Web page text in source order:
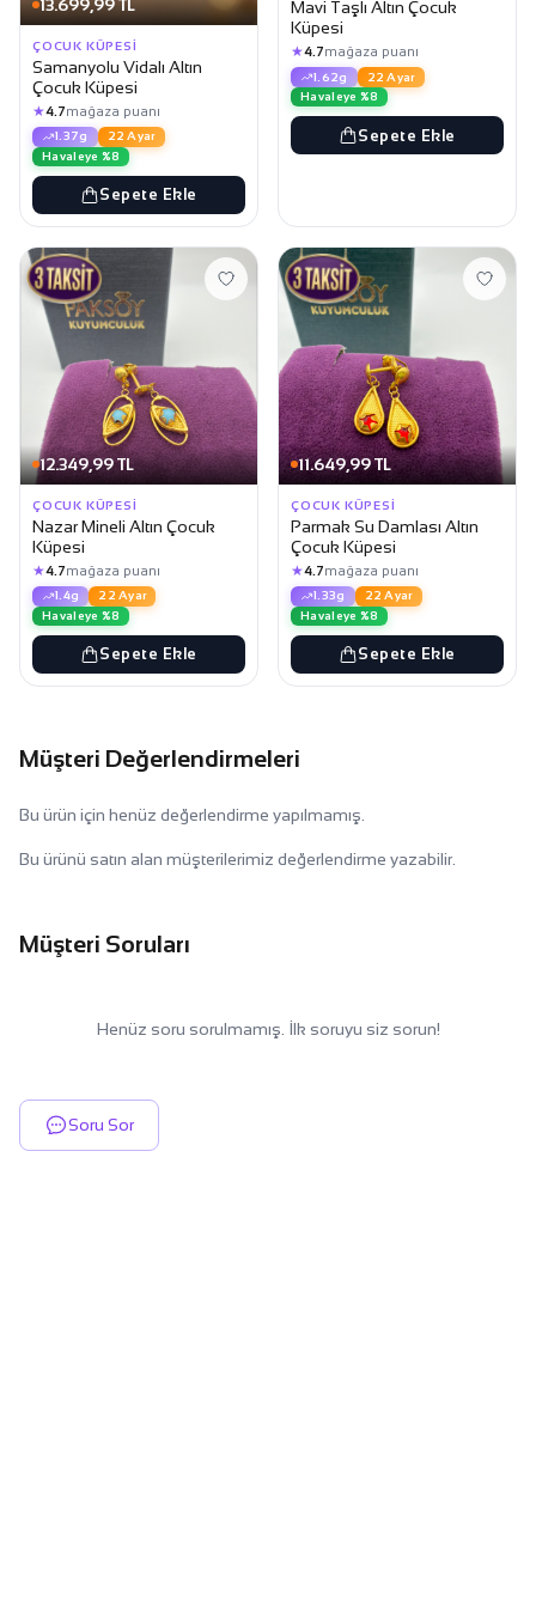
13.699,99 TL
ÇOCUK KÜPESI
Samanyolu Vidalı Altın
Çocuk Küpesi
★4.7mağaza puanı
1.37g
22 Ayar
Havaleye %8
Sepete Ekle
Mavi Taşlı Altın Çocuk
Küpesi
★4.7mağaza puanı
1.62g
22 Ayar
Havaleye %8
Sepete Ekle
12.349,99 TL
ÇOCUK KÜPESI
Nazar Mineli Altın Çocuk
Küpesi
★4.7mağaza puanı
1.4g
22 Ayar
Havaleye %8
Sepete Ekle
11.649,99 TL
ÇOCUK KÜPESI
Parmak Su Damlası Altın
Çocuk Küpesi
★4.7mağaza puanı
1.33g
22 Ayar
Havaleye %8
Sepete Ekle
Müşteri Değerlendirmeleri
Bu ürün için henüz değerlendirme yapılmamış.
Bu ürünü satın alan müşterilerimiz değerlendirme yazabilir.
Müşteri Soruları
Henüz soru sorulmamış. İlk soruyu siz sorun!
Soru Sor